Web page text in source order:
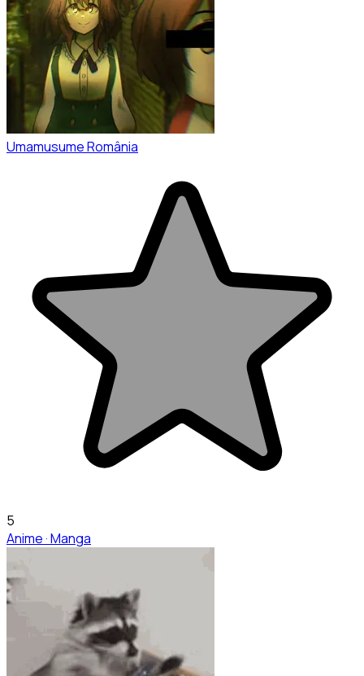
Umamusume România
5
Anime · Manga